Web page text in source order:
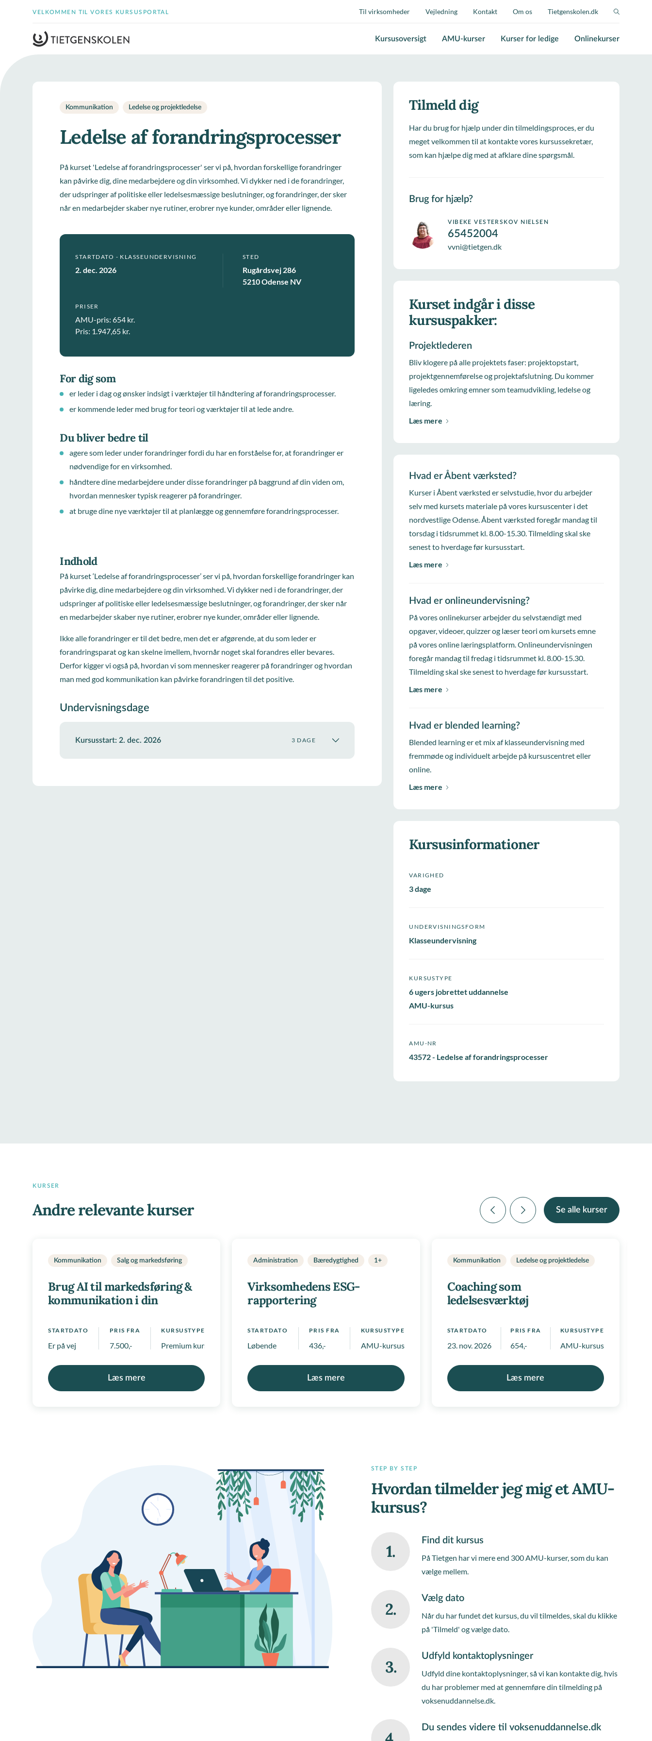
VELKOMMEN TIL VORES KURSUSPORTAL Til virksomheder Vejledning Kontakt Om os Tietgenskolen.dk
Kursusoversigt AMU-kurser Kurser for ledige Onlinekurser
Kommunikation Ledelse og projektledelse
Ledelse af forandringsprocesser
På kurset 'Ledelse af forandringsprocesser' ser vi på, hvordan forskellige forandringer
kan påvirke dig, dine medarbejdere og din virksomhed. Vi dykker ned i de forandringer,
der udspringer af politiske eller ledelsesmæssige beslutninger, og forandringer, der sker
når en medarbejder skaber nye rutiner, erobrer nye kunder, områder eller lignende.
STARTDATO - KLASSEUNDERVISNING
2. dec. 2026
STED
Rugårdsvej 286
5210 Odense NV
PRISER
AMU-pris: 654 kr.
Pris: 1.947,65 kr.
For dig som
er leder i dag og ønsker indsigt i værktøjer til håndtering af forandringsprocesser.
er kommende leder med brug for teori og værktøjer til at lede andre.
Du bliver bedre til
agere som leder under forandringer fordi du har en forståelse for, at forandringer er
nødvendige for en virksomhed.
håndtere dine medarbejdere under disse forandringer på baggrund af din viden om,
hvordan mennesker typisk reagerer på forandringer.
at bruge dine nye værktøjer til at planlægge og gennemføre forandringsprocesser.
Indhold
På kurset ‘Ledelse af forandringsprocesser’ ser vi på, hvordan forskellige forandringer kan
påvirke dig, dine medarbejdere og din virksomhed. Vi dykker ned i de forandringer, der
udspringer af politiske eller ledelsesmæssige beslutninger, og forandringer, der sker når
en medarbejder skaber nye rutiner, erobrer nye kunder, områder eller lignende.
Ikke alle forandringer er til det bedre, men det er afgørende, at du som leder er
forandringsparat og kan skelne imellem, hvornår noget skal forandres eller bevares.
Derfor kigger vi også på, hvordan vi som mennesker reagerer på forandringer og hvordan
man med god kommunikation kan påvirke forandringen til det positive.
Undervisningsdage
Kursusstart: 2. dec. 2026 3 DAGE
Tilmeld dig
Har du brug for hjælp under din tilmeldingsproces, er du
meget velkommen til at kontakte vores kursussekretær,
som kan hjælpe dig med at afklare dine spørgsmål.
Brug for hjælp?
VIBEKE VESTERSKOV NIELSEN
65452004
vvni@tietgen.dk
Kurset indgår i disse
kursuspakker:
Projektlederen
Bliv klogere på alle projektets faser: projektopstart,
projektgennemførelse og projektafslutning. Du kommer
ligeledes omkring emner som teamudvikling, ledelse og
læring.
Læs mere
Hvad er Åbent værksted?
Kurser i Åbent værksted er selvstudie, hvor du arbejder
selv med kursets materiale på vores kursuscenter i det
nordvestlige Odense. Åbent værksted foregår mandag til
torsdag i tidsrummet kl. 8.00-15.30. Tilmelding skal ske
senest to hverdage før kursusstart.
Læs mere
Hvad er onlineundervisning?
På vores onlinekurser arbejder du selvstændigt med
opgaver, videoer, quizzer og læser teori om kursets emne
på vores online læringsplatform. Onlineundervisningen
foregår mandag til fredag i tidsrummet kl. 8.00-15.30.
Tilmelding skal ske senest to hverdage før kursusstart.
Læs mere
Hvad er blended learning?
Blended learning er et mix af klasseundervisning med
fremmøde og individuelt arbejde på kursuscentret eller
online.
Læs mere
Kursusinformationer
VARIGHED
3 dage
UNDERVISNINGSFORM
Klasseundervisning
KURSUSTYPE
6 ugers jobrettet uddannelse
AMU-kursus
AMU-NR
43572 - Ledelse af forandringsprocesser
KURSER
Andre relevante kurser Se alle kurser
Kommunikation Salg og markedsføring
Brug AI til markedsføring &
kommunikation i din
STARTDATO
Er på vej
PRIS FRA
7.500,-
KURSUSTYPE
Premium kurser
Læs mere
Administration Bæredygtighed 1+
Virksomhedens ESG-
rapportering
STARTDATO
Løbende
PRIS FRA
436,-
KURSUSTYPE
AMU-kursus, Regionale positivlister
Læs mere
Kommunikation Ledelse og projektledelse
Coaching som
ledelsesværktøj
STARTDATO
23. nov. 2026
PRIS FRA
654,-
KURSUSTYPE
AMU-kursus
Læs mere
STEP BY STEP
Hvordan tilmelder jeg mig et AMU-
kursus?
1.
Find dit kursus
På Tietgen har vi mere end 300 AMU-kurser, som du kan
vælge mellem.
2.
Vælg dato
Når du har fundet det kursus, du vil tilmeldes, skal du klikke
på 'Tilmeld' og vælge dato.
3.
Udfyld kontaktoplysninger
Udfyld dine kontaktoplysninger, så vi kan kontakte dig, hvis
du har problemer med at gennemføre din tilmelding på
voksenuddannelse.dk.
Du sendes videre til voksenuddannelse.dk